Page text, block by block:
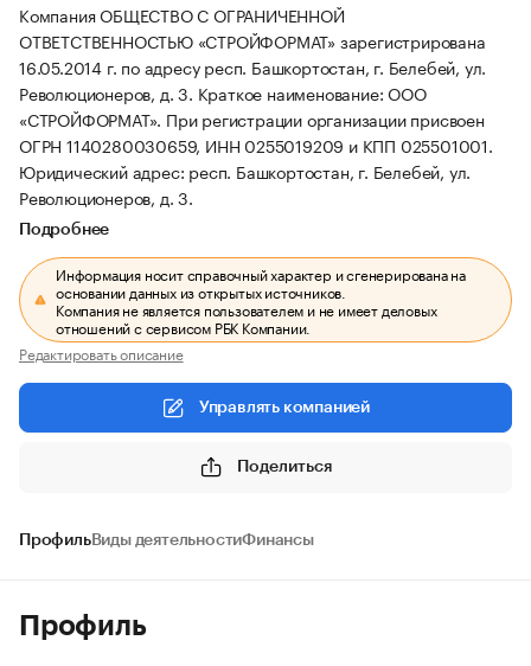
Компания ОБЩЕСТВО С ОГРАНИЧЕННОЙ
ОТВЕТСТВЕННОСТЬЮ «СТРОЙФОРМАТ» зарегистрирована
16.05.2014 г. по адресу респ. Башкортостан, г. Белебей, ул.
Революционеров, д. 3. Краткое наименование: ООО
«СТРОЙФОРМАТ». При регистрации организации присвоен
ОГРН 1140280030659, ИНН 0255019209 и КПП 025501001.
Юридический адрес: респ. Башкортостан, г. Белебей, ул.
Революционеров, д. 3.
Подробнее
Информация носит справочный характер и сгенерирована на
основании данных из открытых источников.
Компания не является пользователем и не имеет деловых
отношений с сервисом РБК Компании.
Редактировать описание
Управлять компанией
Поделиться
ПрофильВиды деятельностиФинансы
Профиль